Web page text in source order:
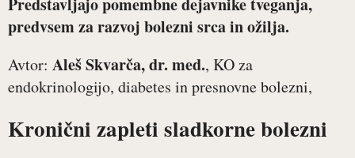
Predstavljajo pomembne dejavnike tveganja,
predvsem za razvoj bolezni srca in ožilja.
Avtor: Aleš Skvarča, dr. med., KO za
endokrinologijo, diabetes in presnovne bolezni,
Kronični zapleti sladkorne bolezni